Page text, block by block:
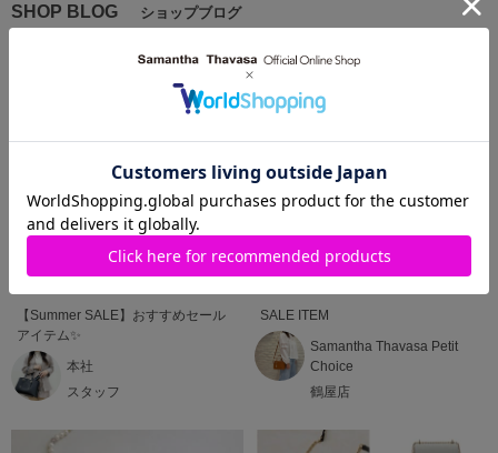
SHOP BLOG ショップブログ
【Summer SALE】おすすめセール
アイテム✨
本社
スタッフ
SALE ITEM
Samantha Thavasa Petit
Choice
鶴屋店